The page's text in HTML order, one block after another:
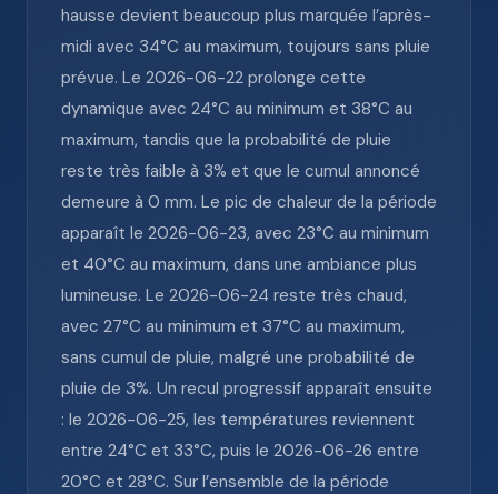
hausse devient beaucoup plus marquée l’après-
midi avec 34°C au maximum, toujours sans pluie
prévue. Le 2026-06-22 prolonge cette
dynamique avec 24°C au minimum et 38°C au
maximum, tandis que la probabilité de pluie
reste très faible à 3% et que le cumul annoncé
demeure à 0 mm. Le pic de chaleur de la période
apparaît le 2026-06-23, avec 23°C au minimum
et 40°C au maximum, dans une ambiance plus
lumineuse. Le 2026-06-24 reste très chaud,
avec 27°C au minimum et 37°C au maximum,
sans cumul de pluie, malgré une probabilité de
pluie de 3%. Un recul progressif apparaît ensuite
: le 2026-06-25, les températures reviennent
entre 24°C et 33°C, puis le 2026-06-26 entre
20°C et 28°C. Sur l’ensemble de la période